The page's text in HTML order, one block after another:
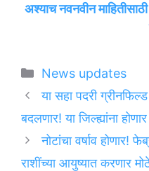
अश्याच नवनवीन
Categories
News updates
या सहा पदरी ग्रीनफिल्ड
बदलणार! या जिल्ह्यांना
नोटांचा वर्षाव होणार!
राशींच्या आयुष्यात करणार